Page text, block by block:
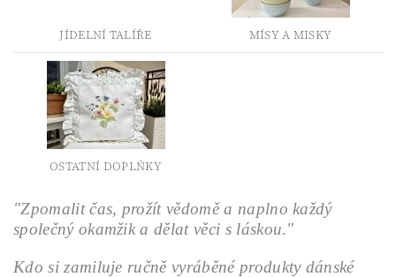
JÍDELNÍ TALÍŘE MÍSY A MISKY
OSTATNÍ DOPLŇKY
"Zpomalit čas, prožít vědomě a naplno každý
společný okamžik a dělat věci s láskou."
Kdo si zamiluje ručně vyráběné produkty dánské